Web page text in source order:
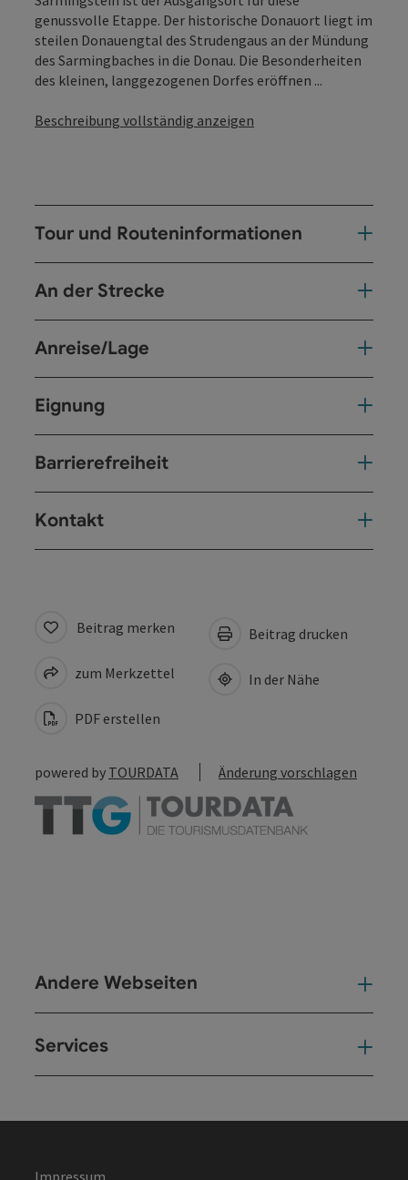
genussvolle Etappe. Der historische Donauort liegt im
steilen Donauengtal des Strudengaus an der Münd­ung
des Sarmingbaches in die Donau. Die Besonder­heiten
des kleinen, langgezogenen Dorfes eröffnen ...
Beschreibung vollständig anzeigen
Tour und Routeninformationen
An der Strecke
Anreise/Lage
Eignung
Barrierefreiheit
Kontakt
Beitrag merken
zum Merkzettel
PDF erstellen
Beitrag drucken
In der Nähe
powered by TOURDATA Änderung vorschlagen
Andere Webseiten
Services
Impressum